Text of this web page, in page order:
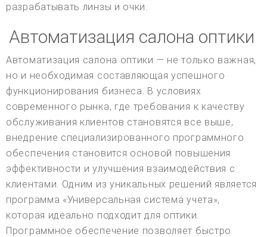
разрабатывать линзы и очки.
Автоматизация салона оптики
Автоматизация салона оптики — не только важная,
но и необходимая составляющая успешного
функционирования бизнеса. В условиях
современного рынка, где требования к качеству
обслуживания клиентов становятся все выше,
внедрение специализированного программного
обеспечения становится основой повышения
эффективности и улучшения взаимодействия с
клиентами. Одним из уникальных решений является
программа «Универсальная система учета»,
которая идеально подходит для оптики.
Программное обеспечение позволяет быстро